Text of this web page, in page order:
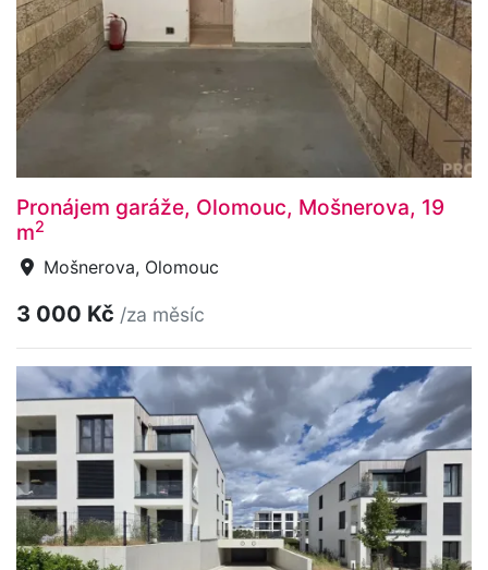
Pronájem garáže, Olomouc, Mošnerova, 19
m2
Mošnerova, Olomouc
3 000 Kč /za měsíc